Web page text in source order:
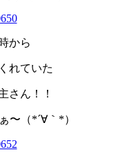
から
れていた
さん！！
〜（*´∀｀*）